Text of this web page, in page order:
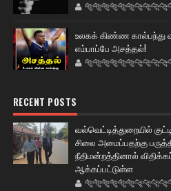
உலகக் கிண்ண கால்பந்து
எம்பாப்பே அசத்தல்!
RECENT POSTS
வல்வெட்டித்துறையில்
சிலை அமைப்பதற்கு
நீதிமன்றத்தினால்
ஆக்கப்பட்டுள்ள